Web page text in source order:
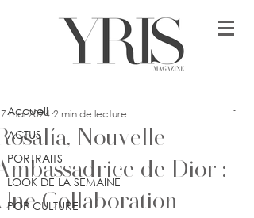
Accueil
ACTUS
PORTRAITS
LOOK DE LA SEMAINE
POP CULTURE
Nouvelle
de Dior :
Collaboration
mai 2024 2 min de lecture